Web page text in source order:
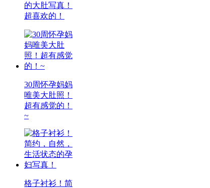
的大肚写真！
超喜欢的！
30周怀孕妈妈
唯美大肚照！
超有感觉的！
~
格子衬衫！简